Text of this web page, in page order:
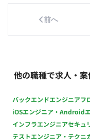
前へ
他の職種で求人・
バックエンドエンジニアフ
iOSエンジニア・Android
インフラエンジニアセキュ
テストエンジニア・テクニ